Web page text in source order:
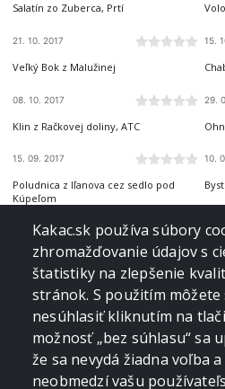
Salatín zo Zuberca, Prtí
21. 10. 2017 15.
NÍZKE TATRY
Veľký Bok z Malužinej
08. 10. 2017 29.
ZÁPADNÉ TATRY
Klin z Račkovej doliny, ATC
15. 09. 2017 10.
NÍZKE TATRY
Poludnica z Iľanova cez sedlo pod
Kúpeľom
Poľana, Bôr a Siná v jeden deň
27. 08. 2017 02.
NÍZKE TATRY
Skalka z Črmného
01. 08. 2017 31.
VOLOVSKÉ VRCHY
Henclová zo Skaliska
Kakac.sk používa súbory
zhromažďovanie údajov s
štatistiky na zlepšenie
stránok. S použitím
nesúhlasiť kliknutím na
možnosť „bez súhlasu“ sa
že sa nevydá žiadna voľba
neobmedzí vašu